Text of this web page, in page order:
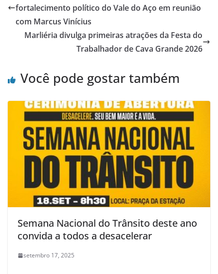
fortalecimento político do Vale do Aço em reunião
com Marcus Vinícius
Marliéria divulga primeiras atrações da Festa do
Trabalhador de Cava Grande 2026
Você pode gostar também
Semana Nacional do Trânsito deste ano
convida a todos a desacelerar
setembro 17, 2025